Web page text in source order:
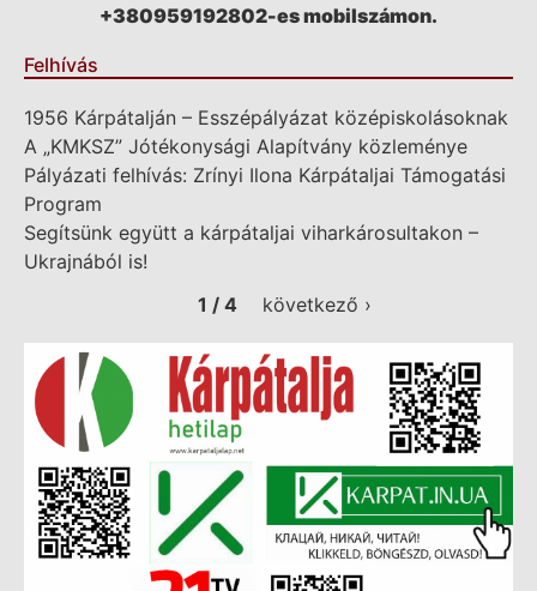
+380959192802-es mobilszámon.
Felhívás
1956 Kárpátalján – Esszépályázat középiskolásoknak
A „KMKSZ” Jótékonysági Alapítvány közleménye
Pályázati felhívás: Zrínyi Ilona Kárpátaljai Támogatási
Program
Segítsünk együtt a kárpátaljai viharkárosultakon –
Ukrajnából is!
1 / 4
következő ›